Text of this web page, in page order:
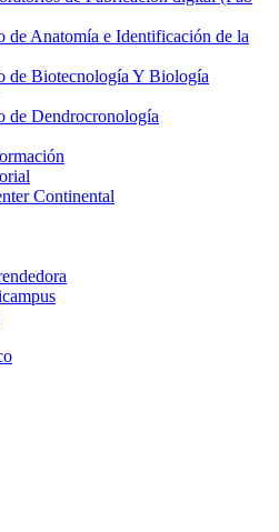
de Anatomía e Identificación de la
de Biotecnología Y Biología
de Dendrocronología
Continental